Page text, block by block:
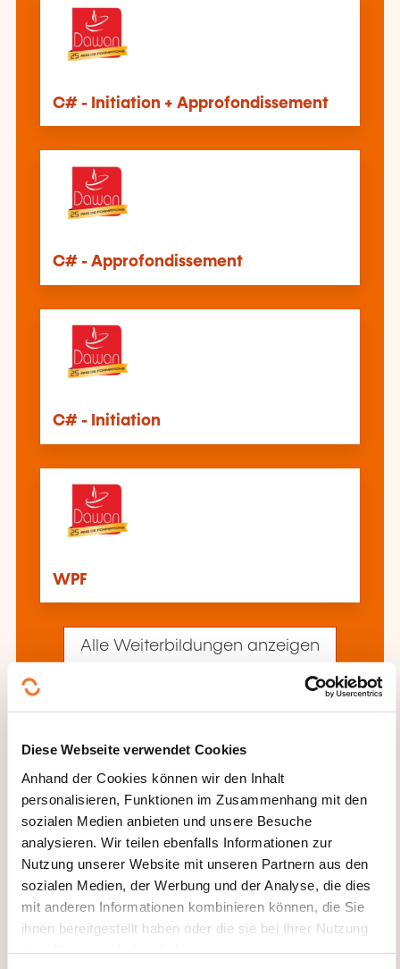
Diese Webseite verwendet Cookies
Anhand der Cookies können wir den Inhalt
personalisieren, Funktionen im Zusammenhang mit den
sozialen Medien anbieten und unsere Besuche
analysieren. Wir teilen ebenfalls Informationen zur
Nutzung unserer Website mit unseren Partnern aus den
sozialen Medien, der Werbung und der Analyse, die dies
mit anderen Informationen kombinieren können, die Sie
ihnen bereitgestellt haben oder die sie bei Ihrer Nutzung
C# - Initiation + Approfondissement
C# - Approfondissement
C# - Initiation
WPF
Alle Weiterbildungen anzeigen
auch interessieren:
Programmiersprache ASP.NET
Programmiersprache C
Programmiersprache
C++
Programmiersprache CSS
Programmiersprache HTML
Programmiersprache Java
Programmiersprache Javascript
Programmiersprache PHP
Programmiersprache Python